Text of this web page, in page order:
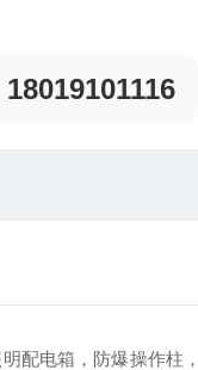
18019101116
配电箱，防爆操作柱